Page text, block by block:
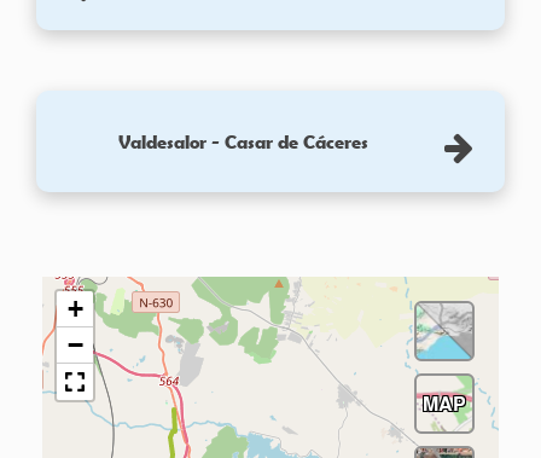
Valdesalor - Casar de Cáceres
+
−
MAP